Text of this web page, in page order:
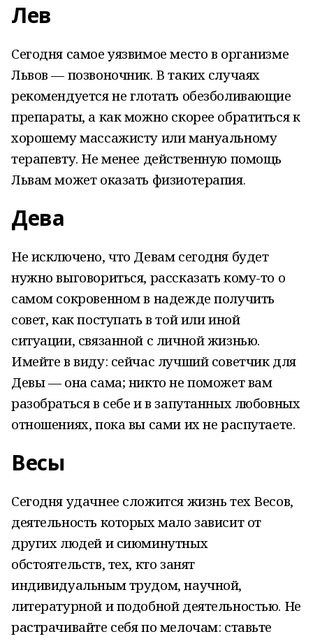
Лев
Сегодня самое уязвимое место в организме
Львов — позвоночник. В таких случаях
рекомендуется не глотать обезболивающие
препараты, а как можно скорее обратиться к
хорошему массажисту или мануальному
терапевту. Не менее действенную помощь
Львам может оказать физиотерапия.
Дева
Не исключено, что Девам сегодня будет
нужно выговориться, рассказать кому-то о
самом сокровенном в надежде получить
совет, как поступать в той или иной
ситуации, связанной с личной жизнью.
Имейте в виду: сейчас лучший советчик для
Девы — она сама; никто не поможет вам
разобраться в себе и в запутанных любовных
отношениях, пока вы сами их не распутаете.
Весы
Сегодня удачнее сложится жизнь тех Весов,
деятельность которых мало зависит от
других людей и сиюминутных
обстоятельств, тех, кто занят
индивидуальным трудом, научной,
литературной и подобной деятельностью. Не
растрачивайте себя по мелочам: ставьте